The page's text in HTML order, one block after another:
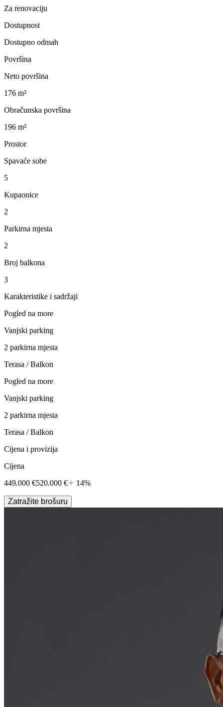
Za renovaciju
Dostupnost
Dostupno odmah
Površina
Neto površina
176 m²
Obračunska površina
196 m²
Prostor
Spavaće sobe
5
Kupaonice
2
Parkirna mjesta
2
Broj balkona
3
Karakteristike i sadržaji
Pogled na more
Vanjski parking
2 parkirna mjesta
Terasa / Balkon
Pogled na more
Vanjski parking
2 parkirna mjesta
Terasa / Balkon
Cijena i provizija
Cijena
449.000 €520.000 € 14%
Zatražite brošuru